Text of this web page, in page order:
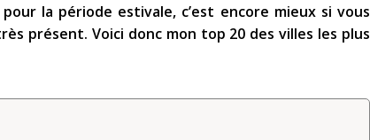
la période estivale, c’est encore mieux si vous
présent. Voici donc mon top 20 des villes les plus